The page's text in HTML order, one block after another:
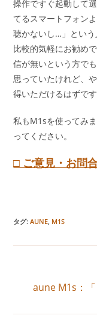
操作ですぐ起動して
てるスマートフォン
聴かないし…」という
比較的気軽にお勧め
信が無いという方で
思っていたけれど、
得いただけるはずです
私もM1sを使ってみ
ってください。
□ ご意見・お問
タグ:AUNE, M1S
記
aune M1s：